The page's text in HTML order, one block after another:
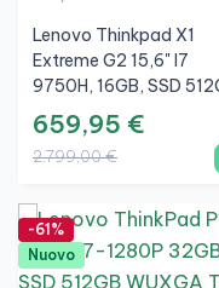
Lenovo Thinkpad X1
Extreme G2 15,6" I7
9750H, 16GB, SSD
FHD, NVIDIA GTX 1650
4GB, A+
659,95 €
2.799,00 €
-61%
Nuovo